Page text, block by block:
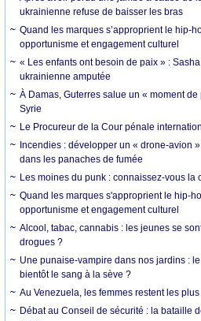
ukrainienne refuse de baisser les bras
Quand les marques s’approprient le hip-
opportunisme et engagement culturel
« Les enfants ont besoin de paix » :
ukrainienne amputée
À Damas, Guterres salue un « moment
Syrie
Le Procureur de la Cour pénale
Incendies : développer un « drone-avion
dans les panaches de fumée
Les moines du punk : connaissez-vous la
Quand les marques s'approprient le hip-
opportunisme et engagement culturel
Alcool, tabac, cannabis : les jeunes se
drogues ?
Une punaise-vampire dans nos jardins :
bientôt le sang à la sève ?
Au Venezuela, les femmes restent les
Débat au Conseil de sécurité : la bataille